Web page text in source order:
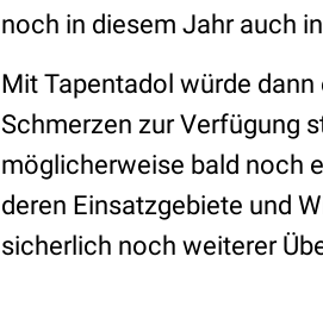
noch in diesem Jahr auch
Mit Tapentadol würde
Schmerzen zur Verfügung
möglicherweise bald noch
deren Einsatzgebiete und
sicherlich noch weiterer